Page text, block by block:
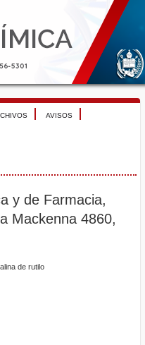
AVISOS
y de Farmacia,
Mackenna 4860,
de rutilo